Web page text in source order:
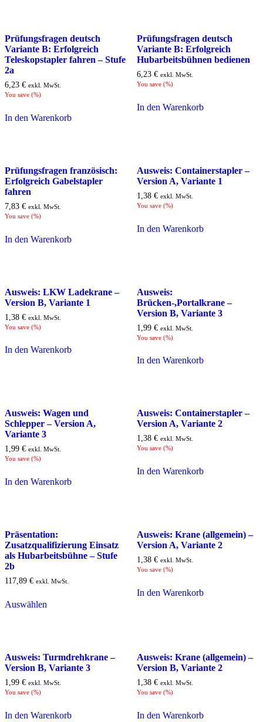
Prüfungsfragen deutsch
Variante B: Erfolgreich
Teleskopstapler fahren – Stufe
2a
6,23 € exkl. MwSt.
You save (%)
In den Warenkorb
Prüfungsfragen deutsch
Variante B: Erfolgreich
Hubarbeitsbühnen bedienen
6,23 € exkl. MwSt.
You save (%)
In den Warenkorb
Prüfungsfragen französisch:
Erfolgreich Gabelstapler
fahren
7,83 € exkl. MwSt.
You save (%)
In den Warenkorb
Ausweis: Containerstapler –
Version A, Variante 1
1,38 € exkl. MwSt.
You save (%)
In den Warenkorb
Ausweis: LKW Ladekrane –
Version B, Variante 1
1,38 € exkl. MwSt.
You save (%)
In den Warenkorb
Ausweis:
Brücken-,Portalkrane –
Version B, Variante 3
1,99 € exkl. MwSt.
You save (%)
In den Warenkorb
Ausweis: Wagen und
Schlepper – Version A,
Variante 3
1,99 € exkl. MwSt.
You save (%)
In den Warenkorb
Ausweis: Containerstapler –
Version A, Variante 2
1,38 € exkl. MwSt.
You save (%)
In den Warenkorb
Präsentation:
Zusatzqualifizierung Einsatz
als Hubarbeitsbühne – Stufe
2b
117,89 € exkl. MwSt.
Auswählen
Ausweis: Krane (allgemein) –
Version A, Variante 2
1,38 € exkl. MwSt.
You save (%)
In den Warenkorb
Ausweis: Turmdrehkrane –
Version B, Variante 3
1,99 € exkl. MwSt.
You save (%)
In den Warenkorb
Ausweis: Krane (allgemein) –
Version B, Variante 2
1,38 € exkl. MwSt.
You save (%)
In den Warenkorb